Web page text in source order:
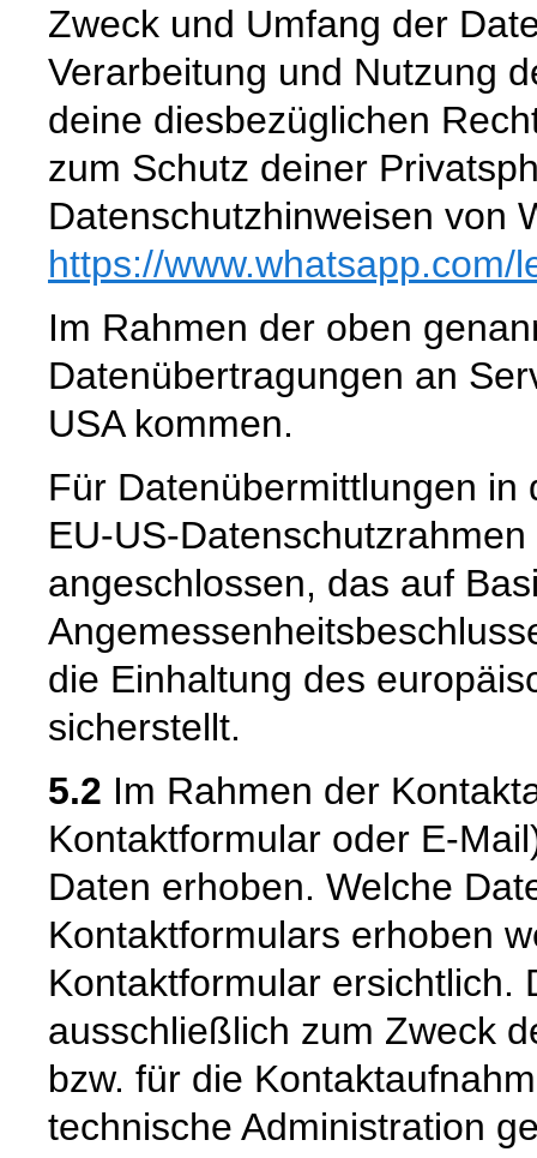
Zweck und Umfang der
Verarbeitung und Nutzung
deine diesbezüglichen
zum Schutz deiner
Datenschutzhinweisen von
https://www.whatsapp.com/
Im Rahmen der oben
Datenübertragungen an
USA kommen.
Für Datenübermittlungen in
EU-US-
angeschlossen, das auf
die Einhaltung des
sicherstellt.
5.2 Im Rahmen der
Kontaktformular oder E-
Daten erhoben. Welche
Kontaktformulars erhoben
Kontaktformular ersichtlich.
ausschließlich zum Zweck
bzw. für die
technische Administration